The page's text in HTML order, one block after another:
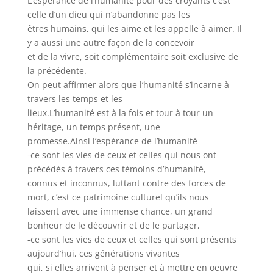
celle d’un dieu qui n’abandonne pas les
êtres humains, qui les aime et les appelle à aimer. Il
y a aussi une autre façon de la concevoir
et de la vivre, soit complémentaire soit exclusive de
la précédente.
On peut affirmer alors que l’humanité s’incarne à
travers les temps et les
lieux.L’humanité est à la fois et tour à tour un
héritage, un temps présent, une
promesse.Ainsi l’espérance de l’humanité
-ce sont les vies de ceux et celles qui nous ont
précédés à travers ces témoins d’humanité,
connus et inconnus, luttant contre des forces de
mort, c’est ce patrimoine culturel qu’ils nous
laissent avec une immense chance, un grand
bonheur de le découvrir et de le partager,
-ce sont les vies de ceux et celles qui sont présents
aujourd’hui, ces générations vivantes
qui, si elles arrivent à penser et à mettre en oeuvre